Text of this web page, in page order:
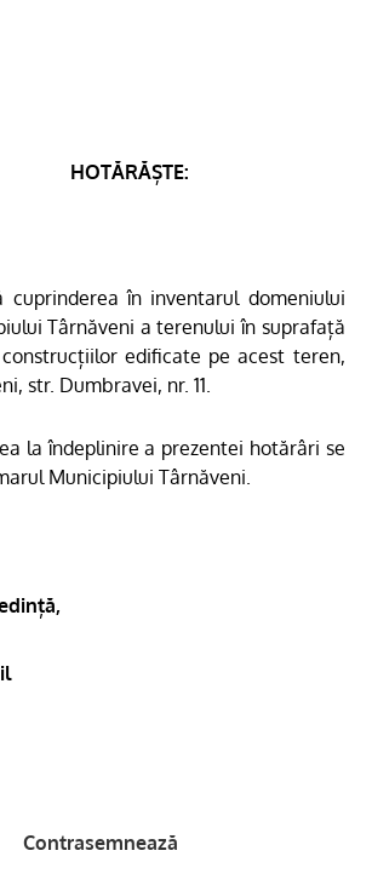
HOTĂRĂȘTE:
cuprinderea în inventarul domeniului
Târnăveni a terenului în suprafață
construcțiilor edificate pe acest teren,
str. Dumbravei, nr. 11.
la îndeplinire a prezentei hotărâri se
Municipiului Târnăveni.
Contrasemnează